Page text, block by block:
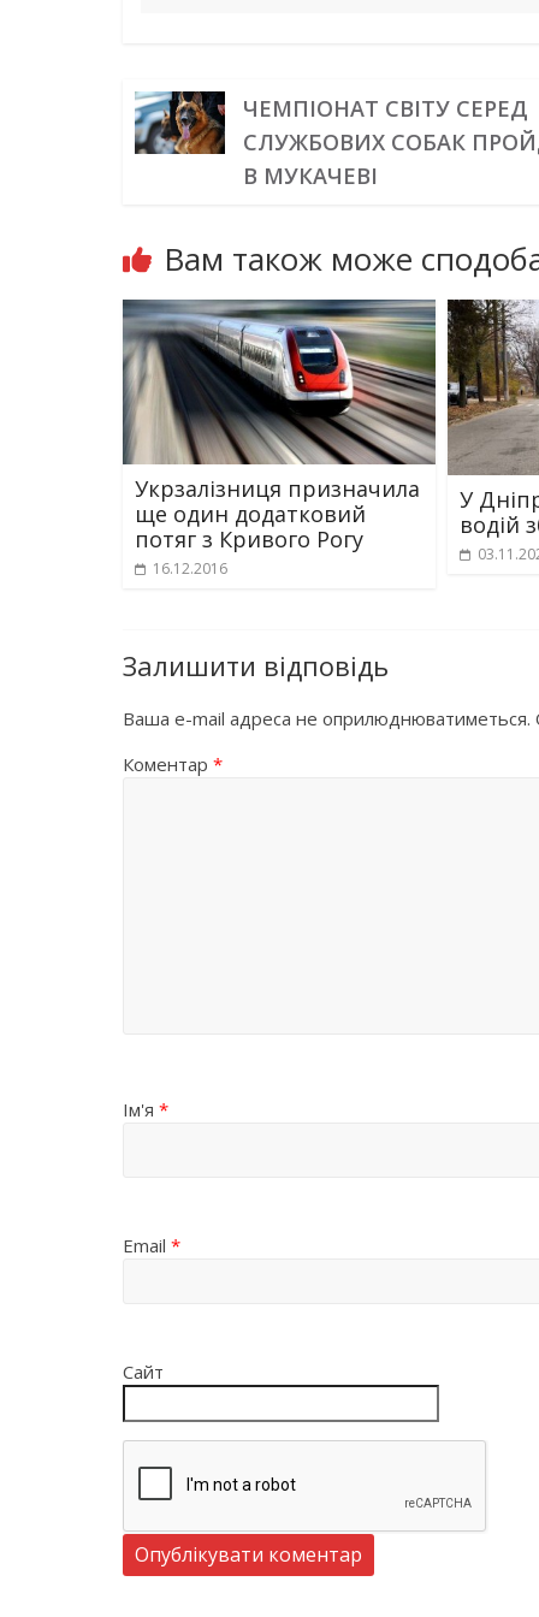
ЧЕМПІОНАТ СВІТУ СЕРЕД
СЛУЖБОВИХ СОБАК
В МУКАЧЕВІ
Вам також може
Укрзалізниця призначила
ще один додатковий
потяг з Кривого Рогу
16.12.2016
У
водій
Залишити відповідь
Ваша e-mail адреса не оприлюднюватиметься.
Коментар *
Ім'я *
Email *
Сайт